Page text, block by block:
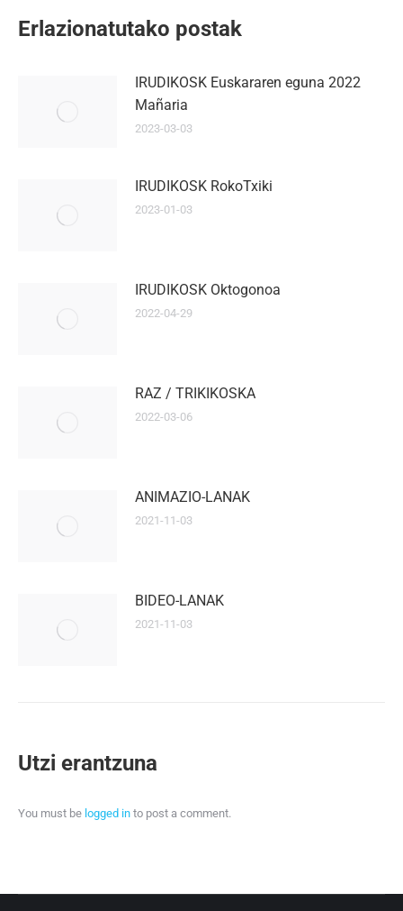
Erlazionatutako postak
IRUDIKOSK Euskararen eguna 2022
Mañaria
2023-03-03
IRUDIKOSK RokoTxiki
2023-01-03
IRUDIKOSK Oktogonoa
2022-04-29
RAZ / TRIKIKOSKA
2022-03-06
ANIMAZIO-LANAK
2021-11-03
BIDEO-LANAK
2021-11-03
Utzi erantzuna
You must be logged in to post a comment.